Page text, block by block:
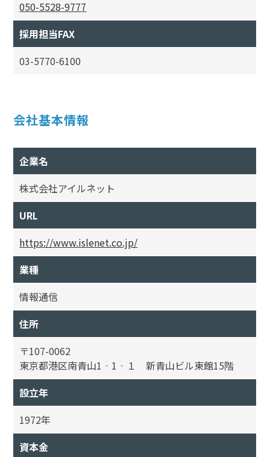
050-5528-9777
採用担当FAX
03-5770-6100
会社基本情報
企業名
株式会社アイルネット
URL
https://www.islenet.co.jp/
業種
情報通信
住所
〒107-0062
東京都港区南青山1‐1‐１ 新青山ビル東館15階
設立年
1972年
資本金